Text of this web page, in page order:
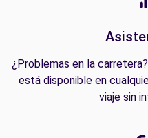
¿Problemas en la
está disponible en
viaje sin